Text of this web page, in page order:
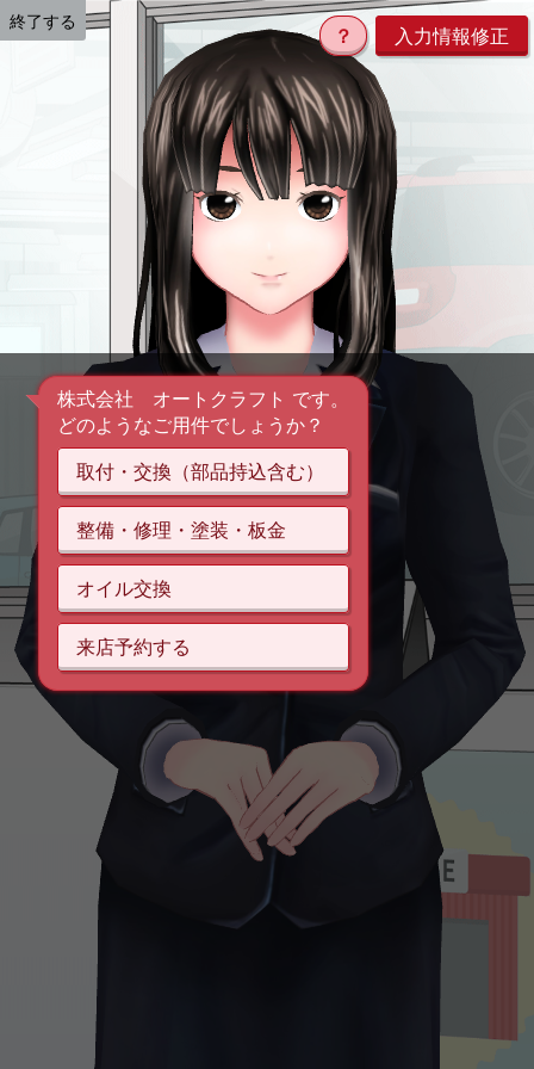
入力情報修正
？
終了する
株式会社 オートクラフト です。
どのようなご用件でしょうか？
取付・交換（部品持込含む）
整備・修理・塗装・板金
オイル交換
来店予約する